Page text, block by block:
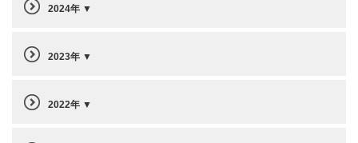
2024年
2023年
2022年